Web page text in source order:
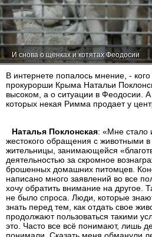
И снова о щенках и котятах Феодосии
В интернете попалось мнение, -
прокурорши Крыма Натальи
высоком, а о ситуации в Феодосии. А
которых некая Римма продает у
Наталья Поклонская: «Мне стало
жестокого обращения с животными
жительницы, занимающейся
деятельностью за скромное
брошенных домашних питомцев.
написано много заявлений во все
хочу обратить внимание на другое.
не было спроса. Люди, которые
знать перед тем, как отдать свое
продолжают пользоваться такими
это. Часто все всё понимают, лишь